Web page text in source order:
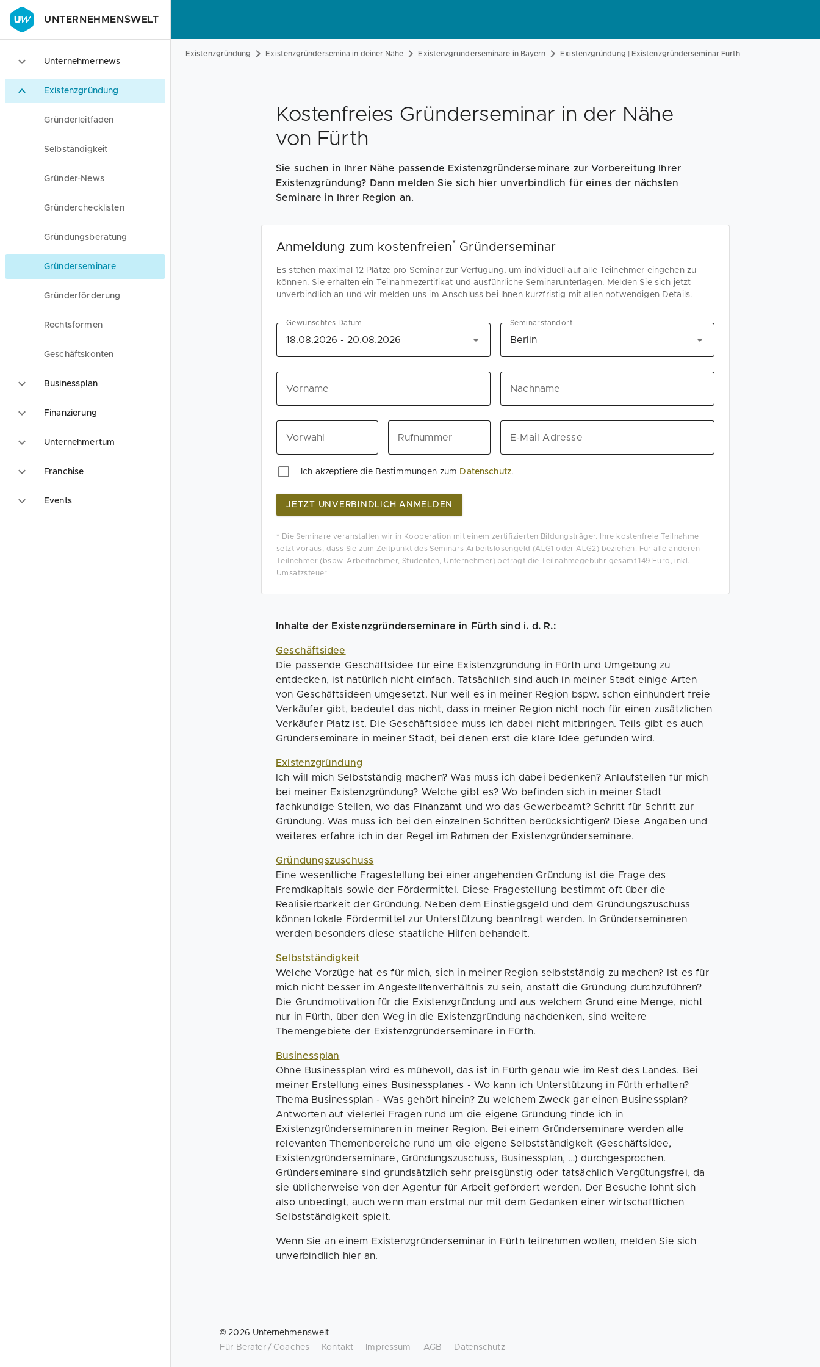
UNTERNEHMENSWELT
Unternehmernews
Existenzgründung
Gründerleitfaden
Selbständigkeit
Gründer-News
Gründerchecklisten
Gründungsberatung
Gründerseminare
Gründerförderung
Rechtsformen
Geschäftskonten
Businessplan
Finanzierung
Unternehmertum
Franchise
Events
Existenzgründung Existenzgründersemina in deiner Nähe Existenzgründerseminare in Bayern Existenzgründung | Existenzgründerseminar Fürth
Kostenfreies Gründerseminar in der Nähe
von Fürth
Sie suchen in Ihrer Nähe passende Existenzgründerseminare zur Vorbereitung Ihrer
Existenzgründung? Dann melden Sie sich hier unverbindlich für eines der nächsten
Seminare in Ihrer Region an.
Anmeldung zum kostenfreien* Gründerseminar
Es stehen maximal 12 Plätze pro Seminar zur Verfügung, um individuell auf alle Teilnehmer eingehen zu
können. Sie erhalten ein Teilnahmezertifikat und ausführliche Seminarunterlagen. Melden Sie sich jetzt
unverbindlich an und wir melden uns im Anschluss bei Ihnen kurzfristig mit allen notwendigen Details.
Gewünschtes Datum Seminarstandort
Vorname Nachname
Vorwahl Rufnummer E-Mail Adresse
Ich akzeptiere die Bestimmungen zum Datenschutz.
JETZT UNVERBINDLICH ANMELDEN
* Die Seminare veranstalten wir in Kooperation mit einem zertifizierten Bildungsträger. Ihre kostenfreie Teilnahme
setzt voraus, dass Sie zum Zeitpunkt des Seminars Arbeitslosengeld (ALG1 oder ALG2) beziehen. Für alle anderen
Teilnehmer (bspw. Arbeitnehmer, Studenten, Unternehmer) beträgt die Teilnahmegebühr gesamt 149 Euro, inkl.
Umsatzsteuer.
Inhalte der Existenzgründerseminare in Fürth sind i. d. R.:
Geschäftsidee
Die passende Geschäftsidee für eine Existenzgründung in Fürth und Umgebung zu
entdecken, ist natürlich nicht einfach. Tatsächlich sind auch in meiner Stadt einige Arten
von Geschäftsideen umgesetzt. Nur weil es in meiner Region bspw. schon einhundert freie
Verkäufer gibt, bedeutet das nicht, dass in meiner Region nicht noch für einen zusätzlichen
Verkäufer Platz ist. Die Geschäftsidee muss ich dabei nicht mitbringen. Teils gibt es auch
Gründerseminare in meiner Stadt, bei denen erst die klare Idee gefunden wird.
Existenzgründung
Ich will mich Selbstständig machen? Was muss ich dabei bedenken? Anlaufstellen für mich
bei meiner Existenzgründung? Welche gibt es? Wo befinden sich in meiner Stadt
fachkundige Stellen, wo das Finanzamt und wo das Gewerbeamt? Schritt für Schritt zur
Gründung. Was muss ich bei den einzelnen Schritten berücksichtigen? Diese Angaben und
weiteres erfahre ich in der Regel im Rahmen der Existenzgründerseminare.
Gründungszuschuss
Eine wesentliche Fragestellung bei einer angehenden Gründung ist die Frage des
Fremdkapitals sowie der Fördermittel. Diese Fragestellung bestimmt oft über die
Realisierbarkeit der Gründung. Neben dem Einstiegsgeld und dem Gründungszuschuss
können lokale Fördermittel zur Unterstützung beantragt werden. In Gründerseminaren
werden besonders diese staatliche Hilfen behandelt.
Selbstständigkeit
Welche Vorzüge hat es für mich, sich in meiner Region selbstständig zu machen? Ist es für
mich nicht besser im Angestelltenverhältnis zu sein, anstatt die Gründung durchzuführen?
Die Grundmotivation für die Existenzgründung und aus welchem Grund eine Menge, nicht
nur in Fürth, über den Weg in die Existenzgründung nachdenken, sind weitere
Themengebiete der Existenzgründerseminare in Fürth.
Businessplan
Ohne Businessplan wird es mühevoll, das ist in Fürth genau wie im Rest des Landes. Bei
meiner Erstellung eines Businessplanes - Wo kann ich Unterstützung in Fürth erhalten?
Thema Businessplan - Was gehört hinein? Zu welchem Zweck gar einen Businessplan?
Antworten auf vielerlei Fragen rund um die eigene Gründung finde ich in
Existenzgründerseminaren in meiner Region. Bei einem Gründerseminare werden alle
relevanten Themenbereiche rund um die eigene Selbstständigkeit (Geschäftsidee,
Existenzgründerseminare, Gründungszuschuss, Businessplan, …) durchgesprochen.
Gründerseminare sind grundsätzlich sehr preisgünstig oder tatsächlich Vergütungsfrei, da
sie üblicherweise von der Agentur für Arbeit gefördert werden. Der Besuche lohnt sich
also unbedingt, auch wenn man erstmal nur mit dem Gedanken einer wirtschaftlichen
Selbstständigkeit spielt.
Wenn Sie an einem Existenzgründerseminar in Fürth teilnehmen wollen, melden Sie sich
unverbindlich hier an.
©2026 Unternehmenswelt
Für Berater / Coaches
Kontakt Impressum AGB Datenschutz